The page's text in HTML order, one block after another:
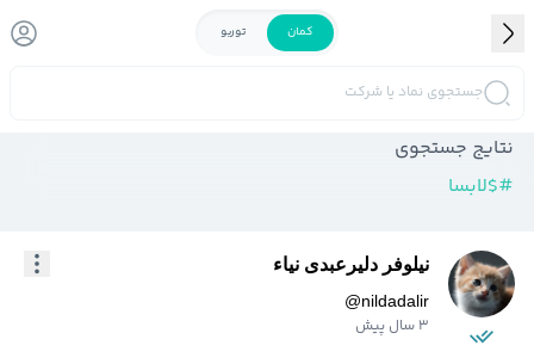
کمان توربو
جستجوی نماد یا شرکت
نتایج جستجوی
#$لابسا
نیلوفر دلیرعبدی نیاء
@nildadalir
3 سال پیش